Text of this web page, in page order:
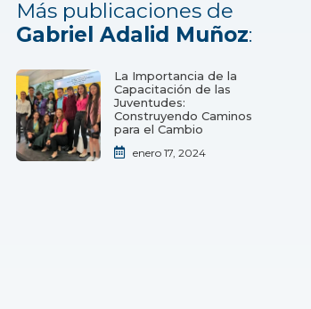
Más publicaciones de
Gabriel Adalid Muñoz:
La Importancia de la
Capacitación de las
Juventudes:
Construyendo Caminos
para el Cambio
enero 17, 2024